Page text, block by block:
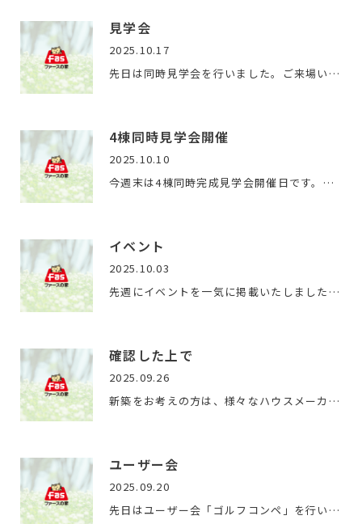
見学会
2025.10.17
先日は同時見学会を行いました。ご来場いただいた方々、誠にあ…
4棟同時見学会開催
2025.10.10
今週末は4棟同時完成見学会開催日です。お施主のご厚意により開…
イベント
2025.10.03
先週にイベントを一気に掲載いたしました。すでに見学できる物…
確認した上で
2025.09.26
新築をお考えの方は、様々なハウスメーカー様に行きプランやお…
ユーザー会
2025.09.20
先日はユーザー会「ゴルフコンペ」を行いました。連日の暑い日…